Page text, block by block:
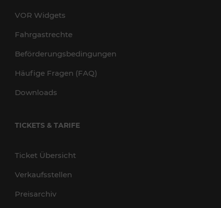
VOR Widgets
Fahrgastrechte
Beförderungsbedingungen
Häufige Fragen (FAQ)
Downloads
TICKETS & TARIFE
Ticket Übersicht
Verkaufsstellen
Preisarchiv